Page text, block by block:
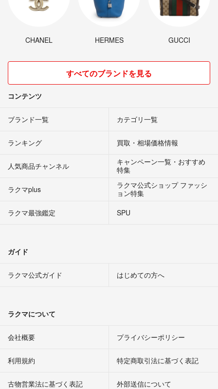
CHANEL HERMES GUCCI
すべてのブランドを見る
コンテンツ
ブランド一覧 カテゴリ一覧
ランキング 買取・相場価格情報
人気商品チャンネル
キャンペーン一覧・おすすめ
特集
ラクマplus
ラクマ公式ショップ ファッシ
ョン特集
ラクマ最強鑑定
SPU
ガイド
ラクマ公式ガイド はじめての方へ
ラクマについて
会社概要 プライバシーポリシー
利用規約 特定商取引法に基づく表記
古物営業法に基づく表記 外部送信について